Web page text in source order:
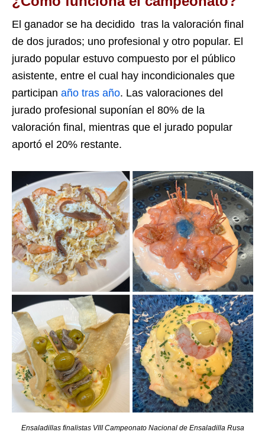
El ganador se ha decidido tras la valoración final
de dos jurados; uno profesional y otro popular. El
jurado popular estuvo compuesto por el público
asistente, entre el cual hay incondicionales que
participan año tras año. Las valoraciones del
jurado profesional suponían el 80% de la
valoración final, mientras que el jurado popular
aportó el 20% restante.
Ensaladillas finalistas VIII Campeonato Nacional de Ensaladilla Rusa